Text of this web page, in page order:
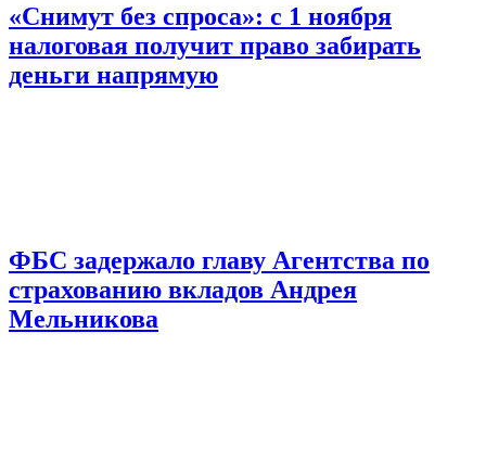
«Снимут без спроса»: с 1 ноября
налоговая получит право забирать
деньги напрямую
ФБС задержало главу Агентства по
страхованию вкладов Андрея
Мельникова